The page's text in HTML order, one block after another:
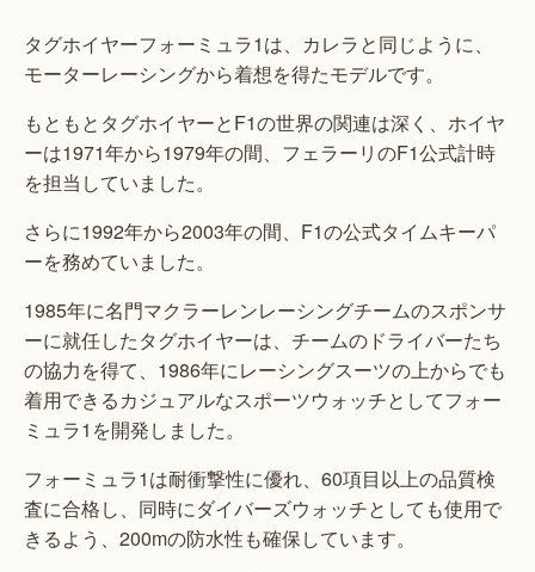
タグホイヤーフォーミュラ1は、カレラと同じように、
モーターレーシングから着想を得たモデルです。
もともとタグホイヤーとF1の世界の関連は深く、ホイヤ
ーは1971年から1979年の間、フェラーリのF1公式計時
を担当していました。
さらに1992年から2003年の間、F1の公式タイムキーパ
ーを務めていました。
1985年に名門マクラーレンレーシングチームのスポンサ
ーに就任したタグホイヤーは、チームのドライバーたち
の協力を得て、1986年にレーシングスーツの上からでも
着用できるカジュアルなスポーツウォッチとしてフォー
ミュラ1を開発しました。
フォーミュラ1は耐衝撃性に優れ、60項目以上の品質検
査に合格し、同時にダイバーズウォッチとしても使用で
きるよう、200mの防水性も確保しています。